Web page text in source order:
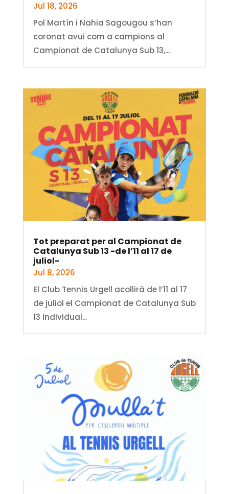
Jul 18, 2026
Pol Martín i Nahia Sagougou s’han
coronat avui com a campions al
Campionat de Catalunya Sub 13,...
Tot preparat per al Campionat de
Catalunya Sub 13 -de l’11 al 17 de
juliol-
Jul 8, 2026
El Club Tennis Urgell acollirà de l’11 al 17
de juliol el Campionat de Catalunya Sub
13 Individual...